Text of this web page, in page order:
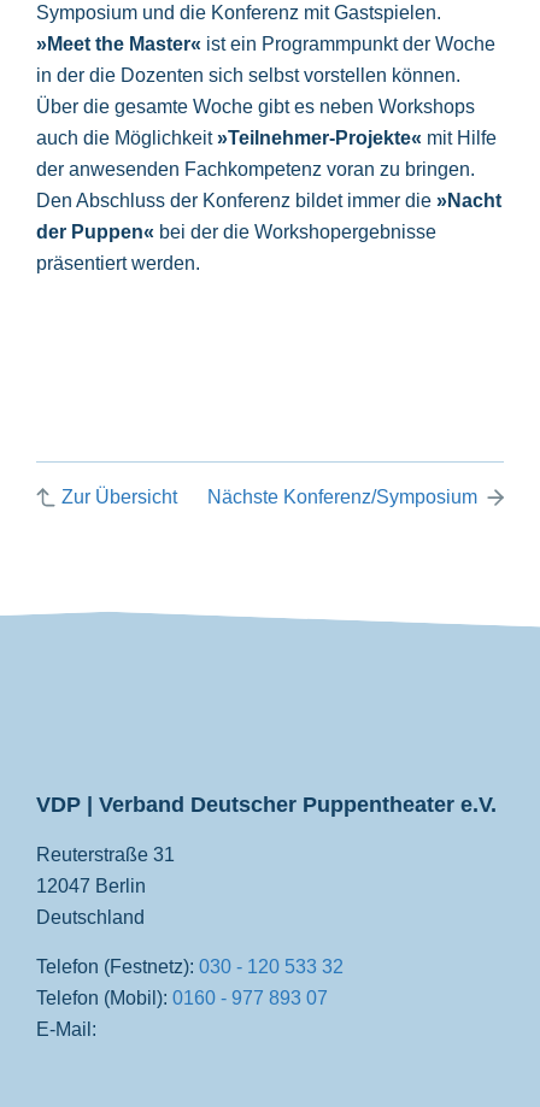
Symposium und die Konferenz mit Gastspielen.
»Meet the Master« ist ein Programmpunkt der Woche
in der die Dozenten sich selbst vorstellen können.
Über die gesamte Woche gibt es neben Workshops
auch die Möglichkeit»Teilnehmer-Projekte« mit Hilfe
der anwesenden Fachkompetenz voran zu bringen.
Den Abschluss der Konferenz bildet immer die »Nacht
der Puppen« bei der die Workshopergebnisse
präsentiert werden.
Zur Übersicht Nächste Konferenz/Symposium
VDP | Verband Deutscher Puppentheater e.V.
Reuterstraße 31
12047 Berlin
Deutschland
Telefon (Festnetz): 030 - 120 533 32
Telefon (Mobil): 0160 - 977 893 07
E-Mail: